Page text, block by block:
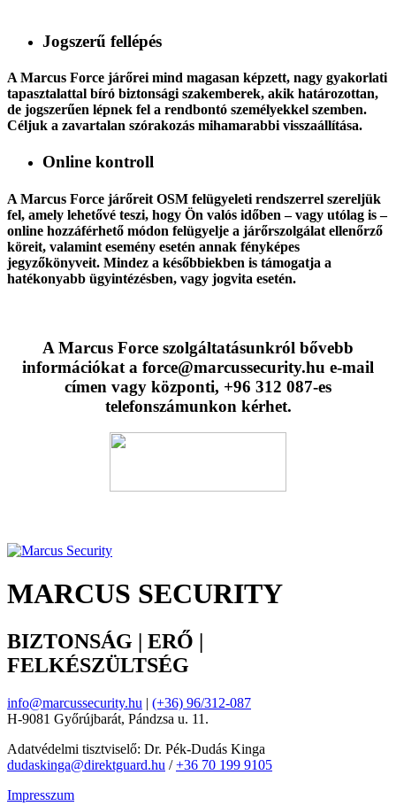
Jogszerű fellépés
A Marcus Force járőrei mind magasan képzett, nagy gyakorlati
tapasztalattal bíró biztonsági szakemberek, akik határozottan,
de jogszerűen lépnek fel a rendbontó személyekkel szemben.
Céljuk a zavartalan szórakozás mihamarabbi visszaállítása.
Online kontroll
A Marcus Force járőreit OSM felügyeleti rendszerrel szereljük
fel, amely lehetővé teszi, hogy Ön valós időben – vagy utólag is –
online hozzáférhető módon felügyelje a járőrszolgálat ellenőrző
köreit, valamint esemény esetén annak fényképes
jegyzőkönyveit. Mindez a későbbiekben is támogatja a
hatékonyabb ügyintézésben, vagy jogvita esetén.
A Marcus Force szolgáltatásunkról bővebb
információkat a force@marcussecurity.hu e-mail
címen vagy központi, +96 312 087-es
telefonszámunkon kérhet.
MARCUS SECURITY
BIZTONSÁG | ERŐ |
FELKÉSZÜLTSÉG
info@marcussecurity.hu | (+36) 96/312-087
H-9081 Győrújbarát, Pándzsa u. 11.
Adatvédelmi tisztviselő: Dr. Pék-Dudás Kinga
dudaskinga@direktguard.hu /+36 70 199 9105
Impresszum